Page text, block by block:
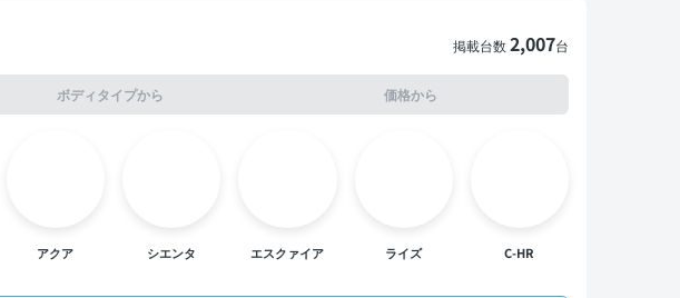
掲載台数2,007台
ボディタイプから 価格から
アクア シエンタ エスクァイア ライズ C-HR